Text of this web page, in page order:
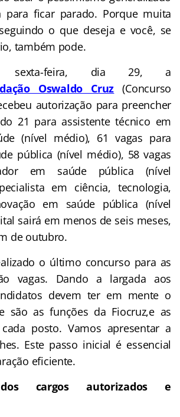
para ficar parado. Porque muita
o que deseja e você, se
também pode.
sexta-feira, dia 29, a
Oswaldo Cruz
(Concurso
autorização para preencher
21 para assistente técnico em
(nível médio), 61 vagas para
pública (nível médio), 58 vagas
em saúde pública (nível
em ciência, tecnologia,
em saúde pública (nível
sairá em menos de seis meses,
de outubro.
o último concurso para as
vagas. Dando a largada aos
devem ter em mente o
são as funções da Fiocruz,e as
posto. Vamos apresentar a
Este passo inicial é essencial
eficiente.
cargos autorizados e